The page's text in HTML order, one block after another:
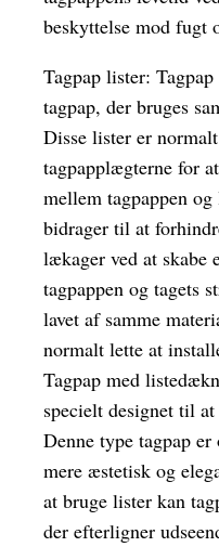
beskyttelse mod fugt
Tagpap lister:
tagpap, der bruges
Disse lister er
tagpapplægterne for
mellem tagpappen
bidrager til at
lækager ved at skabe
tagpappen og tagets
lavet af samme
normalt lette at
Tagpap med
specielt designet til
Denne type tagpap
mere æstetisk og
at bruge lister kan
der efterligner